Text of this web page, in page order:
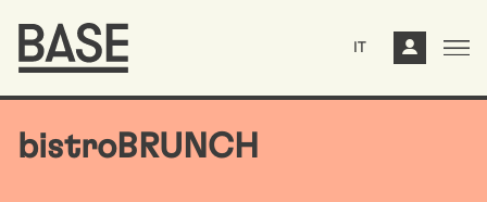
IT
bistroBRUNCH